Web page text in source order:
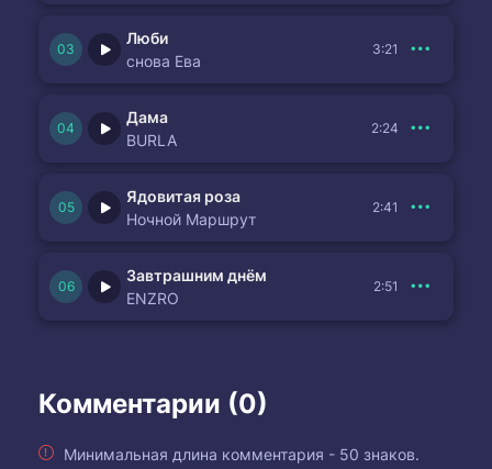
Люби
снова Ева
3:21
Дама
BURLA
2:24
Ядовитая роза
Ночной Маршрут
2:41
Завтрашним днём
ENZRO
2:51
Комментарии (0)
Минимальная длина комментария - 50 знаков.